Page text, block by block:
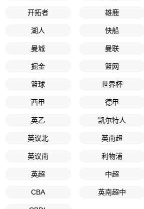
开拓者 雄鹿
湖人 快船
曼城 曼联
掘金 篮网
篮球 世界杯
西甲 德甲
英乙 凯尔特人
英议北 英南超
英议南 利物浦
英超 中超
CBA 英南超中